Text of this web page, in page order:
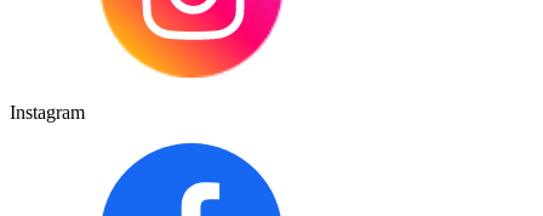
Instagram